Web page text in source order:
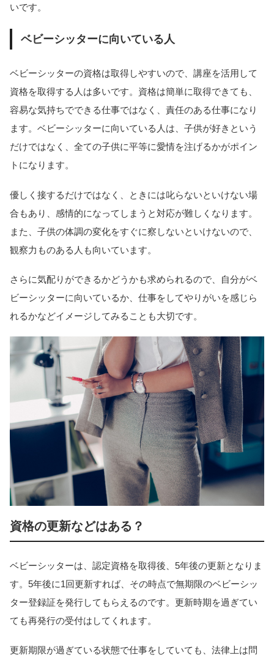
いです。
ベビーシッターに向いている人
ベビーシッターの資格は取得しやすいので、講座を活用して
資格を取得する人は多いです。資格は簡単に取得できても、
容易な気持ちでできる仕事ではなく、責任のある仕事になり
ます。ベビーシッターに向いている人は、子供が好きという
だけではなく、全ての子供に平等に愛情を注げるかがポイン
トになります。
優しく接するだけではなく、ときには叱らないといけない場
合もあり、感情的になってしまうと対応が難しくなります。
また、子供の体調の変化をすぐに察しないといけないので、
観察力ものある人も向いています。
さらに気配りができるかどうかも求められるので、自分がベ
ビーシッターに向いているか、仕事をしてやりがいを感じら
れるかなどイメージしてみることも大切です。
資格の更新などはある？
ベビーシッターは、認定資格を取得後、5年後の更新となりま
す。5年後に1回更新すれば、その時点で無期限のベビーシッ
ター登録証を発行してもらえるのです。更新時期を過ぎてい
ても再発行の受付はしてくれます。
更新期限が過ぎている状態で仕事をしていても、法律上は問